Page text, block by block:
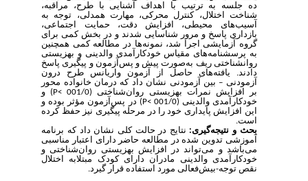
ده جلسه به ترتیب با اهداف آشنایی با طرح، مراقبه،
شناخت اختلال، کنترل محرکی، مهارت همدلی، توجه به
آسیب‌های محیطی، افزایش دقت، حمایت اجتماعی،
بازداری پاسخ و مرور شناسایی شدند و در بخش کمی برای
گروه آزمایشی اجرا شد، نمونه‌ها در مطالعه کمی همچنین
به پرسشنامه‌های مقیاس خودکارآمدی والدینی و بهزیستی
روانشناختی ریف به‌صورت پیش و پس‌آزمون و پیگیری پاسخ
دادند. یافته‌های حاصل از آزمون واریانس طرح درون
آزمودنی–بین آزمودنی نشان داد که درمان خانواده محور
بر افزایش نمرات بهزیستی روان‌شناختی (001/0
P<) و
خودکارآمدی والدینی (001/0
P<) در پس‌آزمون مؤثر بوده و
این افزایش پایداری خود را در مرحله پیگیری نیز حفظ کرده
است.
بحث و نتیجه‌گیری:‌نتایج در حالت کلی نشان داد که برنامه
آموزشی تدوین شده در مطالعه حاضر دارای اعتبار مناسبی
می‌باشد و می‌تواند در افزایش بهزیستی روان‌شناختی و
خودکارآمدی والدینی مادران دارای کودک مبتلابه اختلال
نقص توجه-بیش‌فعالی مورد استفاده قرار گیرد.